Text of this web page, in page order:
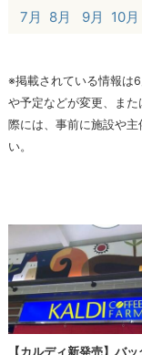
7月 8月 9月 10月
※掲載されている情報は
や予定などが変更、ま
際には、事前に施設や
い。